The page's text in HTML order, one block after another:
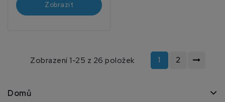
Zobrazit
Zobrazení 1-25 z 26 položek 1 2
Domů